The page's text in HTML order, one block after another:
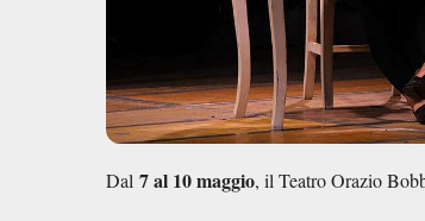
Dal 7 al 10 maggio, il Teatro Orazio